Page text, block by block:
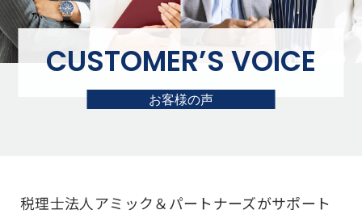
CUSTOMER’S VOICE
お客様の声
税理士法人アミック＆パートナーズがサポート